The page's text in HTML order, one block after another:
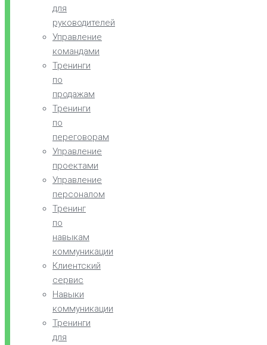
для
руководителей
Управление
командами
Тренинги
по
продажам
Тренинги
по
переговорам
Управление
проектами
Управление
персоналом
Тренинг
по
навыкам
коммуникации
Клиентский
сервис
Навыки
коммуникации
Тренинги
для